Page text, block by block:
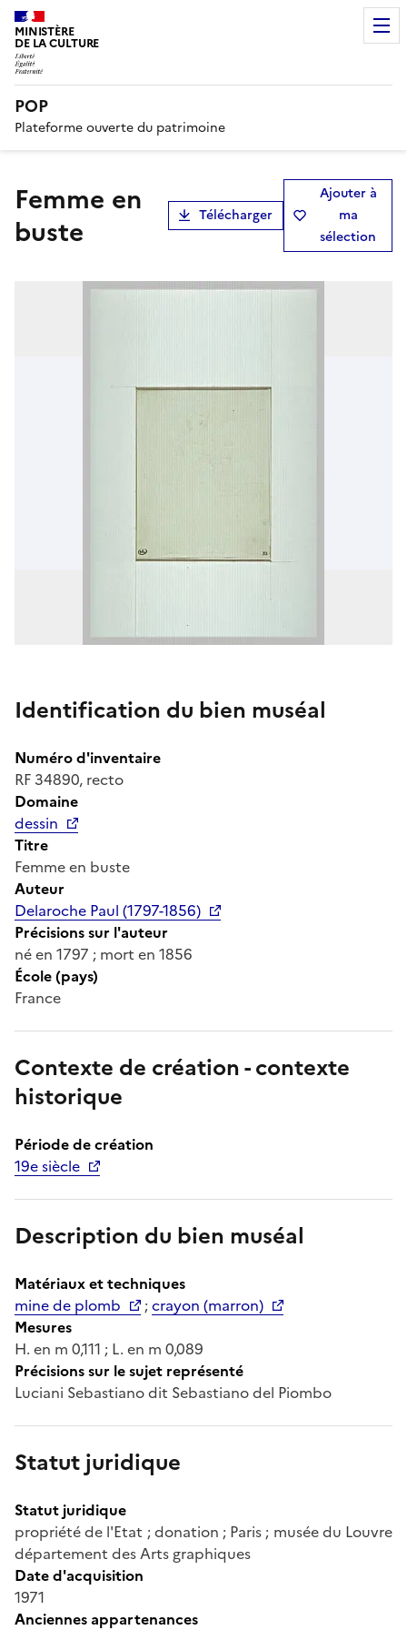
MINISTÈRE
DE LA CULTURE
POP
Plateforme ouverte du patrimoine
Femme en
buste
Télécharger
Ajouter à
ma
sélection
Identification du bien muséal
Numéro d'inventaire
RF 34890, recto
Domaine
dessin
Titre
Femme en buste
Auteur
Delaroche Paul (1797-1856)
Précisions sur l'auteur
né en 1797 ; mort en 1856
École (pays)
France
Contexte de création - contexte
historique
Période de création
19e siècle
Description du bien muséal
Matériaux et techniques
mine de plomb
;crayon (marron)
Mesures
H. en m 0,111 ; L. en m 0,089
Précisions sur le sujet représenté
Luciani Sebastiano dit Sebastiano del Piombo
Statut juridique
Statut juridique
propriété de l'Etat ; donation ; Paris ; musée du Louvre
département des Arts graphiques
Date d'acquisition
1971
Anciennes appartenances